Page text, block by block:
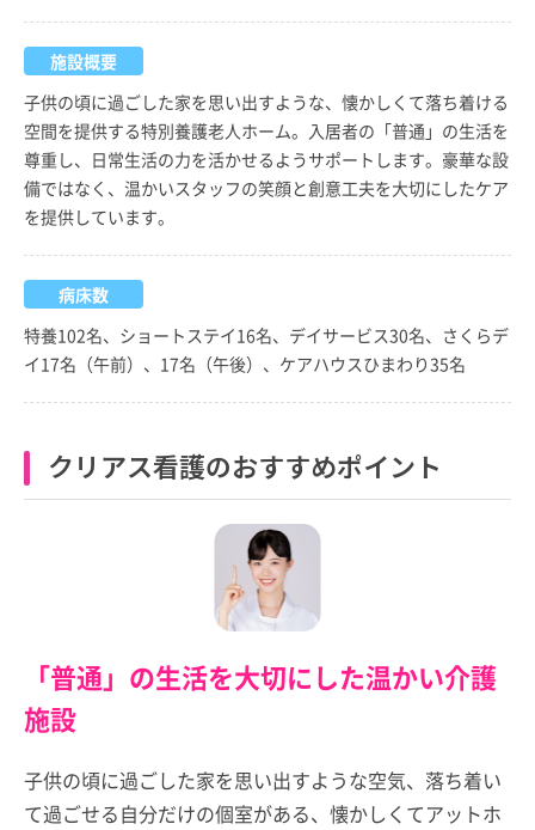
施設概要
子供の頃に過ごした家を思い出すような、懐かしくて落ち着ける
空間を提供する特別養護老人ホーム。入居者の「普通」の生活を
尊重し、日常生活の力を活かせるようサポートします。豪華な設
備ではなく、温かいスタッフの笑顔と創意工夫を大切にしたケア
を提供しています。
病床数
特養102名、ショートステイ16名、デイサービス30名、さくらデ
イ17名（午前）、17名（午後）、ケアハウスひまわり35名
クリアス看護のおすすめポイント
「普通」の生活を大切にした温かい介護
施設
子供の頃に過ごした家を思い出すような空気、落ち着い
て過ごせる自分だけの個室がある、懐かしくてアットホ